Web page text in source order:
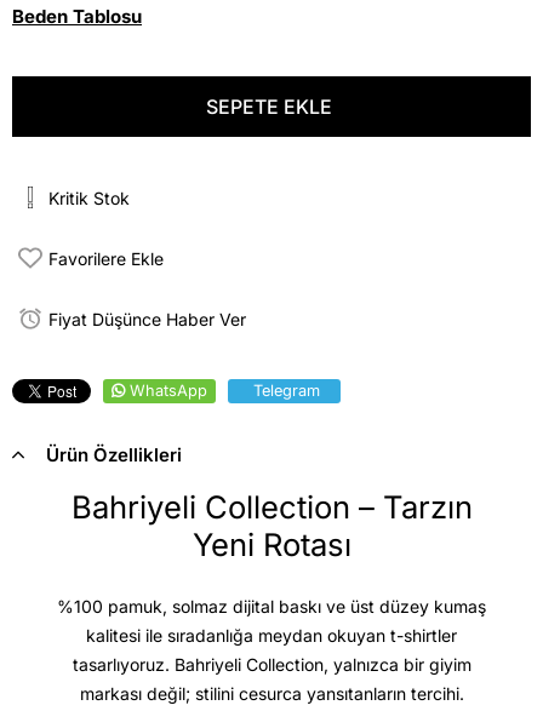
Beden Tablosu
Kritik Stok
Favorilere Ekle
Fiyat Düşünce Haber Ver
WhatsApp Telegram
Ürün Özellikleri
Bahriyeli Collection – Tarzın
Yeni Rotası
%100 pamuk, solmaz dijital baskı ve üst düzey kumaş
kalitesi ile sıradanlığa meydan okuyan t-shirtler
tasarlıyoruz. Bahriyeli Collection, yalnızca bir giyim
markası değil; stilini cesurca yansıtanların tercihi.